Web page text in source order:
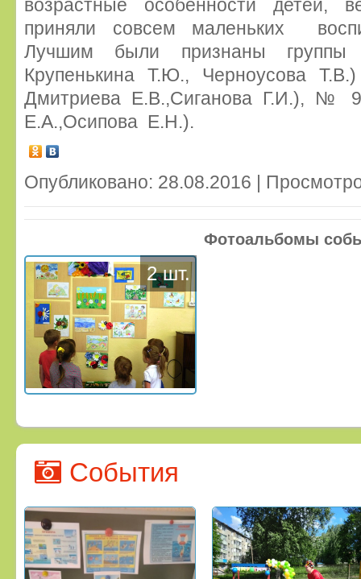
возрастные особенности детей,
приняли совсем маленьких
Лучшим были признаны
Крупенькина Т.Ю., Черноусова
Дмитриева Е.В.,Сиганова Г.И.), № 9
Е.А.,Осипова Е.Н.).
Опубликовано: 28.08.2016 |
Фотоальбомы
2 шт.
События